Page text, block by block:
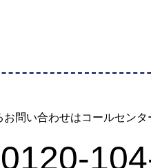
お問い合わせはコールセン
0120-